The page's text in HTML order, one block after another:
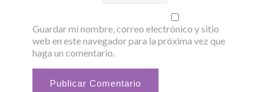
Guardar mi nombre, correo electrónico y sitio
web en este navegador para la próxima vez que
haga un comentario.